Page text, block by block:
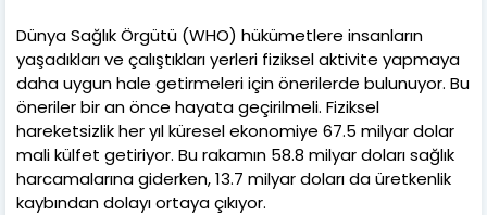
Dünya Sağlık Örgütü (WHO) hükümetlere insanların
yaşadıkları ve çalıştıkları yerleri fiziksel aktivite yapmaya
daha uygun hale getirmeleri için önerilerde bulunuyor. Bu
öneriler bir an önce hayata geçirilmeli. Fiziksel
hareketsizlik her yıl küresel ekonomiye 67.5 milyar dolar
mali külfet getiriyor. Bu rakamın 58.8 milyar doları sağlık
harcamalarına giderken, 13.7 milyar doları da üretkenlik
kaybından dolayı ortaya çıkıyor.